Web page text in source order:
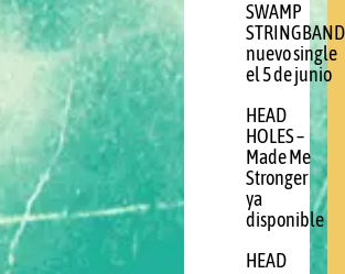
SWAMP
STRINGBAND
nuevo single
el 5 de junio
HEAD
HOLES –
Made Me
Stronger
ya
disponible
HEAD